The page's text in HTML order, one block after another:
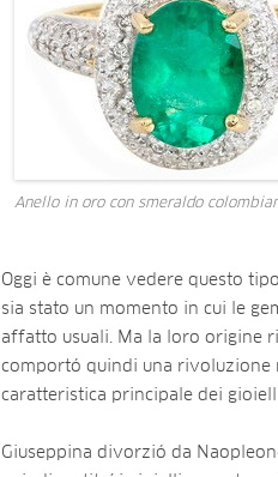
Anello in oro con smeraldo
Oggi è comune vedere questo
sia stato un momento in cui le
affatto usuali. Ma la loro origine
comportó quindi una rivoluzione
caratteristica principale dei
Giuseppina divorzió da